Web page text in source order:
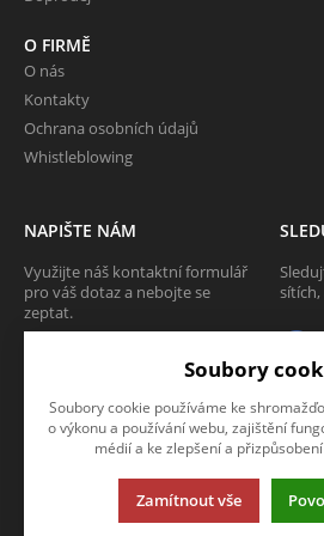
O FIRMĚ
O nás
Kontakty
Ochrana osobních údajů
Whistleblowing
NAPIŠTE NÁM
Využijte náš kontaktní formulář
pro váš dotaz a nebojte se
zeptat.
© 2013-2026 Internetový obchod TECAM
K2 e-shop - První e-shop, který uřídí
Soubory
Soubory cookie používáme ke
o výkonu a používání webu, zajištění
médií a ke zlepšení a
Zamítnout vše